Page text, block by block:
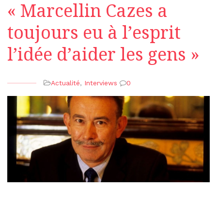
« Marcellin Cazes a
toujours eu à l’esprit
l’idée d’aider les gens »
Actualité, Interviews 0